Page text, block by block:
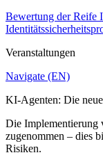
Bewertung der Reife
Veranstaltungen
Navigate (EN)
KI-Agenten: Die
Die Implementierung
zugenommen – dies
Risiken.